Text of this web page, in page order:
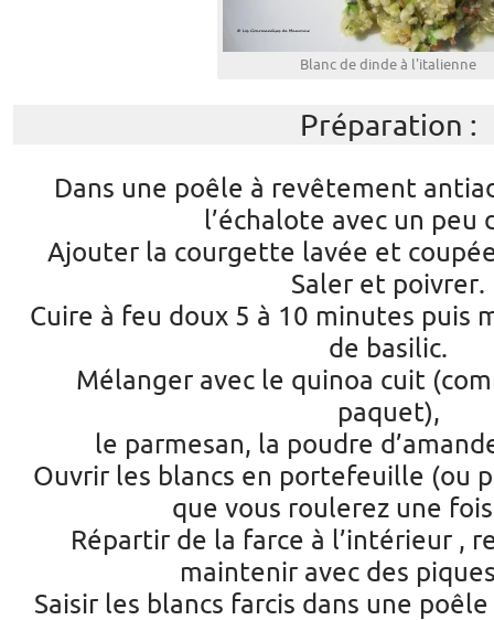
Blanc de dinde à l'italienne
Préparation :
Dans une poêle à revêtement
l’échalote avec un peu
Ajouter la courgette lavée et
Saler et poivrer.
Cuire à feu doux 5 à 10 minutes puis
de basilic.
Mélanger avec le quinoa cuit
paquet),
le parmesan, la poudre
Ouvrir les blancs en portefeuille (ou
que vous roulerez une
Répartir de la farce à l’intérieur ,
maintenir avec des
Saisir les blancs farcis dans une